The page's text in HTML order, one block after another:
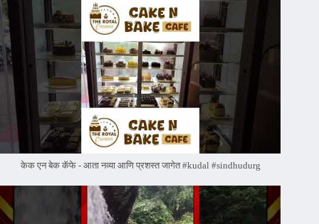
केक एन बेक कॅफे - आता नव्या आणि प्रशस्त जागेत #kudal #sindhudurg